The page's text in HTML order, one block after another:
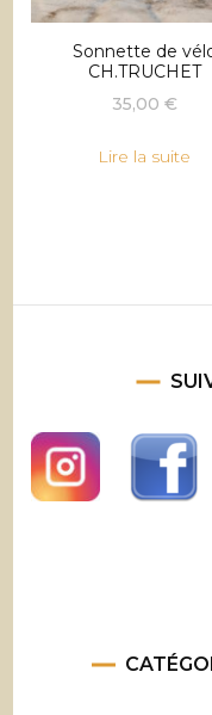
Sonnette de
CH.TRUCHET
35,00 €
Lire la suite